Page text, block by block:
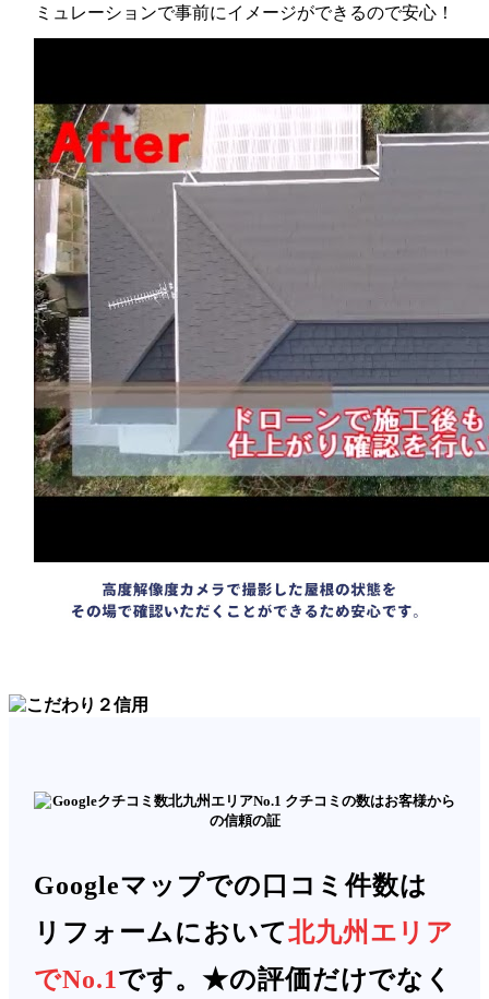
Googleマップでの口コミ件数は
リフォームにおいて北九州エリア
でNo.1です。★の評価だけでなく